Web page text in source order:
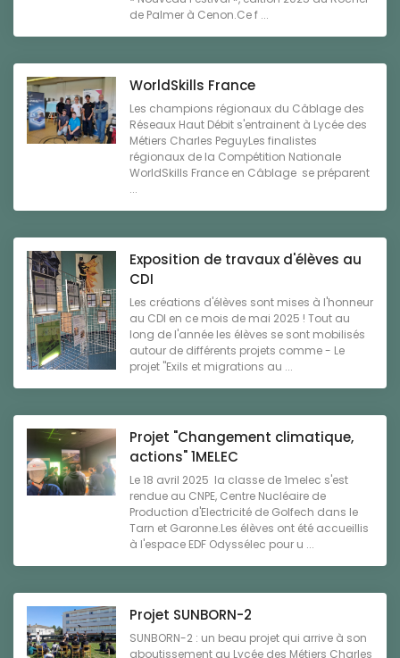
de Palmer à Cenon.Ce f ...
WorldSkills France
Les champions régionaux du Câblage des
Réseaux Haut Débit s'entrainent à Lycée des
Métiers Charles PeguyLes finalistes
régionaux de la Compétition Nationale
WorldSkills France en Câblage se préparent
...
Exposition de travaux d'élèves au
CDI
Les créations d'élèves sont mises à l'honneur
au CDI en ce mois de mai 2025 ! Tout au
long de l'année les élèves se sont mobilisés
autour de différents projets comme - Le
projet "Exils et migrations au ...
Projet "Changement climatique,
actions" 1MELEC
Le 18 avril 2025 la classe de 1melec s'est
rendue au CNPE, Centre Nucléaire de
Production d'Electricité de Golfech dans le
Tarn et Garonne.Les élèves ont été accueillis
à l'espace EDF Odyssélec pour u ...
Projet SUNBORN-2
SUNBORN-2 : un beau projet qui arrive à son
aboutissement au Lycée des Métiers Charles